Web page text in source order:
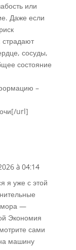
или
Даже если
страдают
сосуды,
состояние
–
url]
à 04:14
я уже с этой
—
Экономия
сами
машину